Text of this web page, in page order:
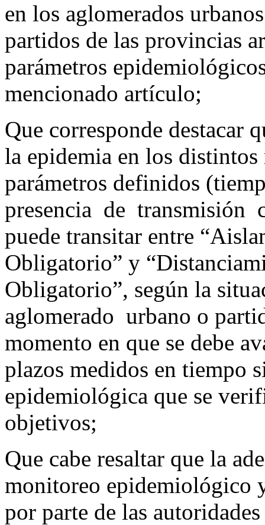
en los aglomerados
partidos de las provincias
parámetros
mencionado artículo;
Que corresponde destacar
la epidemia en los
parámetros definidos
presencia de transmisión
puede transitar entre
Obligatorio” y
Obligatorio”, según la
aglomerado urbano o
momento en que se debe
plazos medidos en tiempo
epidemiológica que se
objetivos;
Que cabe resaltar que la
monitoreo epidemiológico
por parte de las